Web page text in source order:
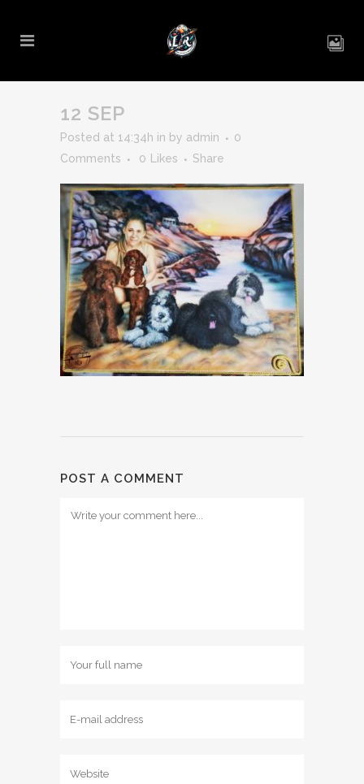
12 SEP
Posted at 14:34h in by admin
0
Comments
0 Likes Share
POST A COMMENT